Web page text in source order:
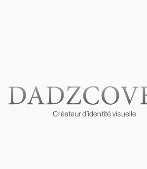
Créateur d’identité visuelle